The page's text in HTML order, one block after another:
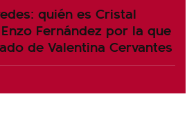
quién es Cristal
Fernández por la que
de Valentina Cervantes